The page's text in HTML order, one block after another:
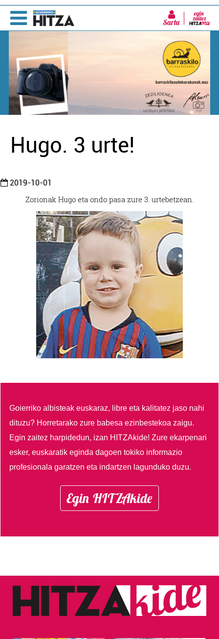
Sartu
Hugo. 3 urte!
2019-10-01
Zorionak Hugo eta ondo pasa zure 3. urtebetzean.
Goierriko albisteak euskaraz, libre eta kalitatez jaso nahi
dituzu? Horretarako zure babesa ezinbestekoa zaigu.
Egin zaitez harpidedun, izan HITZAkide!Zure ekarpenari
esker, euskaratik eginda dagoen tokiko informazio
profesionala garatzen eta indartzen lagunduko duzu.
Egin HITZAkide